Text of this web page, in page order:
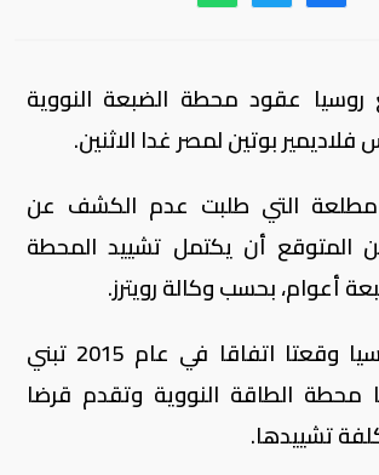
عقود محطة الضبعة النووية
فلاديمير بوتين لمصر غدا الاثنين.
مطلعة التي طلبت عدم الكشف عن
المتوقع أن يكتمل تشييد المحطة
أعوام، بحسب وكالة رويترز.
كانت مصر وروسيا وقعتا اتفاقا في عام 2015 تبني
محطة الطاقة النووية وتقدم قرضا
تشييدها.